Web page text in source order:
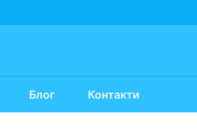
Блог Контакти